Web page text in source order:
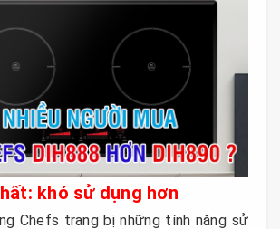
khó sử dụng hơn
Chefs trang bị những tính năng sử